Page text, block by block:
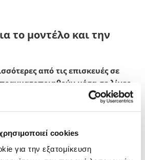
cookies
για την εξατομίκευση
το μοντέλο και την
από τις επισκευές σε
μέσα σε λίγες
το laptop είναι σημαντικό εργαλείο
γρήγορα και